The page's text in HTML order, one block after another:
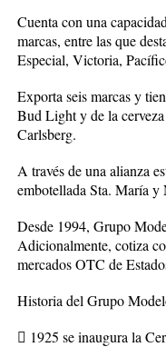
Cuenta con una
marcas, entre las que
Especial, Victoria,
Exporta seis marcas y
Bud Light y de la
Carlsberg.
A través de una alianza
embotellada Sta. María y
Desde 1994, Grupo
Adicionalmente, cotiza
mercados OTC de
Historia del Grupo
 1925 se inaugura la